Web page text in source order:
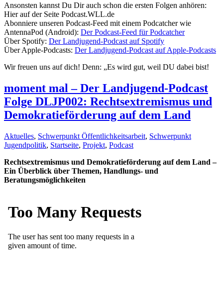
Ansonsten kannst Du Dir auch schon die ersten Folgen anhören:
Hier auf der Seite Podcast.WLL.de
Abonniere unseren Podcast-Feed mit einem Podcatcher wie
AntennaPod (Android): Der Podcast-Feed für Podcatcher
Über Spotify: Der Landjugend-Podcast auf Spotify
Über Apple-Podcasts: Der Landjugend-Podcast auf Apple-Podcasts
Wir freuen uns auf dich! Denn: „Es wird gut, weil DU dabei bist!
moment mal – Der Landjugend-Podcast
Folge DLJP002: Rechtsextremismus und
Demokratieförderung auf dem Land
Aktuelles, Schwerpunkt Öffentlichkeitsarbeit, Schwerpunkt
Jugendpolitik, Startseite, Projekt, Podcast
Rechtsextremismus und Demokratieförderung auf dem Land –
Ein Überblick über Themen, Handlungs- und
Beratungsmöglichkeiten